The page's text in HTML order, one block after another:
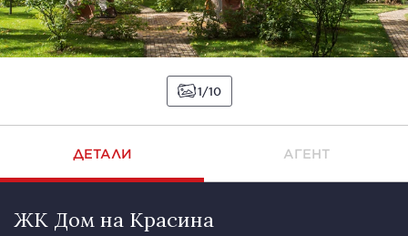
1 10
ДЕТАЛИ АГЕНТ
ЖК Дом на Красина